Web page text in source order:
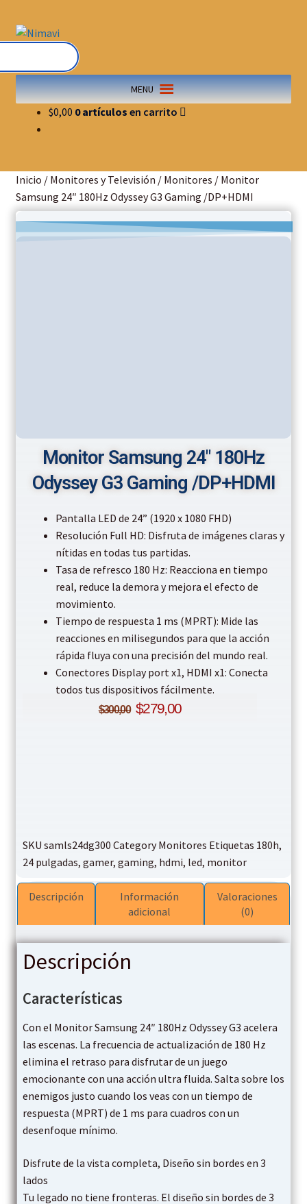
MENU
$0,00 0 artículos
Inicio / Monitores y Televisión / Monitores / Monitor
Samsung 24″ 180Hz Odyssey G3 Gaming /DP+HDMI
Monitor Samsung 24″ 180Hz
Odyssey G3 Gaming /DP+HDMI
Pantalla LED de 24” (1920 x 1080 FHD)
Resolución Full HD: Disfruta de imágenes claras y
nítidas en todas tus partidas.
Tasa de refresco 180 Hz: Reacciona en tiempo
real, reduce la demora y mejora el efecto de
movimiento.
Tiempo de respuesta 1 ms (MPRT): Mide las
reacciones en milisegundos para que la acción
rápida fluya con una precisión del mundo real.
Conectores Display port x1, HDMI x1: Conecta
todos tus dispositivos fácilmente.
$300,00 $279,00
SKU samls24dg300 Category Monitores Etiquetas 180h,
24 pulgadas, gamer, gaming, hdmi, led, monitor
Descripción
Información
adicional
Valoraciones
(0)
Descripción
Características
Con el Monitor Samsung 24″ 180Hz Odyssey G3 acelera
las escenas. La frecuencia de actualización de 180 Hz
elimina el retraso para disfrutar de un juego
emocionante con una acción ultra fluida. Salta sobre los
enemigos justo cuando los veas con un tiempo de
respuesta (MPRT) de 1 ms para cuadros con un
desenfoque mínimo.
Disfrute de la vista completa, Diseño sin bordes en 3
lados
Tu legado no tiene fronteras. El diseño sin bordes de 3